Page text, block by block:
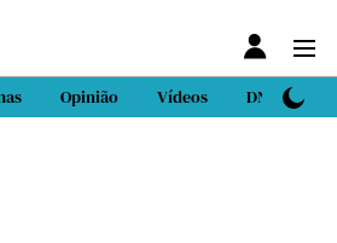
Opinião Vídeos DN Sport